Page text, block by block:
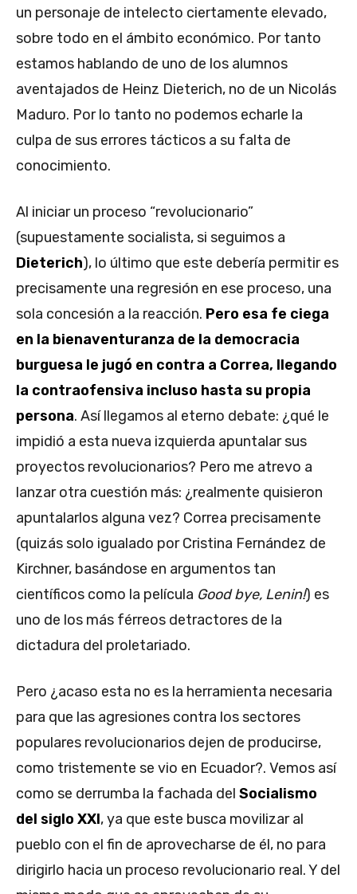
un personaje de intelecto ciertamente elevado,
sobre todo en el ámbito económico. Por tanto
estamos hablando de uno de los alumnos
aventajados de Heinz Dieterich, no de un Nicolás
Maduro. Por lo tanto no podemos echarle la
culpa de sus errores tácticos a su falta de
conocimiento.
Al iniciar un proceso “revolucionario”
(supuestamente socialista, si seguimos a
Dieterich), lo último que este debería permitir es
precisamente una regresión en ese proceso, una
sola concesión a la reacción. Pero esa fe ciega
en la bienaventuranza de la democracia
burguesa le jugó en contra a Correa, llegando
la contraofensiva incluso hasta su propia
persona. Así llegamos al eterno debate: ¿qué le
impidió a esta nueva izquierda apuntalar sus
proyectos revolucionarios? Pero me atrevo a
lanzar otra cuestión más: ¿realmente quisieron
apuntalarlos alguna vez? Correa precisamente
(quizás solo igualado por Cristina Fernández de
Kirchner, basándose en argumentos tan
científicos como la película Good bye, Lenin!) es
uno de los más férreos detractores de la
dictadura del proletariado.
Pero ¿acaso esta no es la herramienta necesaria
para que las agresiones contra los sectores
populares revolucionarios dejen de producirse,
como tristemente se vio en Ecuador?. Vemos así
como se derrumba la fachada del Socialismo
del siglo XXI, ya que este busca movilizar al
pueblo con el fin de aprovecharse de él, no para
dirigirlo hacia un proceso revolucionario real. Y del